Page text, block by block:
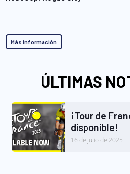
Más información
ÚLTIMAS
¡Tour de
disponible!
16 de julio de 2025